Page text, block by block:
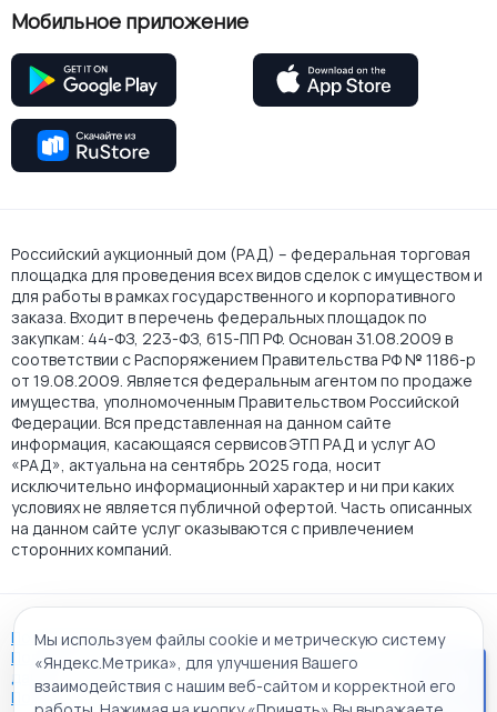
Мобильное приложение
Российский аукционный дом (РАД) – федеральная торговая
площадка для проведения всех видов сделок с имуществом и
для работы в рамках государственного и корпоративного
заказа. Входит в перечень федеральных площадок по
закупкам: 44-ФЗ, 223-ФЗ, 615-ПП РФ. Основан 31.08.2009 в
соответствии с Распоряжением Правительства РФ № 1186-р
от 19.08.2009. Является федеральным агентом по продаже
имущества, уполномоченным Правительством Российской
Федерации. Вся представленная на данном сайте
информация, касающаяся сервисов ЭТП РАД и услуг АО
«РАД», актуальна на сентябрь 2025 года, носит
исключительно информационный характер и ни при каких
условиях не является публичной офертой. Часть описанных
на данном сайте услуг оказываются с привлечением
сторонних компаний.
Пользовательское соглашение
Политика АО "РАД" в отношении обработки персональных
данных
Политика обработки файлов cookie
Мы используем файлы cookie и метрическую систему
«Яндекс.Метрика», для улучшения Вашего
взаимодействия с нашим веб-сайтом и корректной его